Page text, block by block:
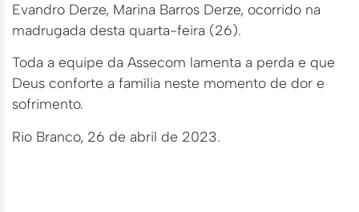
Evandro Derze, Marina Barros Derze, ocorrido na
madrugada desta quarta-feira (26).
Toda a equipe da Assecom lamenta a perda e que
Deus conforte a família neste momento de dor e
sofrimento.
Rio Branco, 26 de abril de 2023.